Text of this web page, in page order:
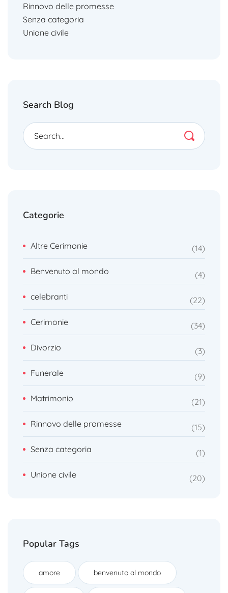
Rinnovo delle promesse
Senza categoria
Unione civile
Search Blog
Categorie
Altre Cerimonie 14
Benvenuto al mondo 4
celebranti 22
Cerimonie 34
Divorzio 3
Funerale 9
Matrimonio 21
Rinnovo delle promesse 15
Senza categoria 1
Unione civile 20
Popular Tags
amore benvenuto al mondo